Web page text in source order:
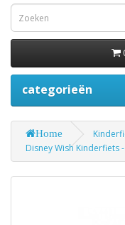
categorieën
Home
Disney Wish Kinderfiets